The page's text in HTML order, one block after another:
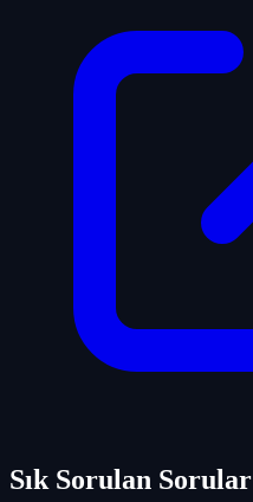
Sık Sorulan Sorular